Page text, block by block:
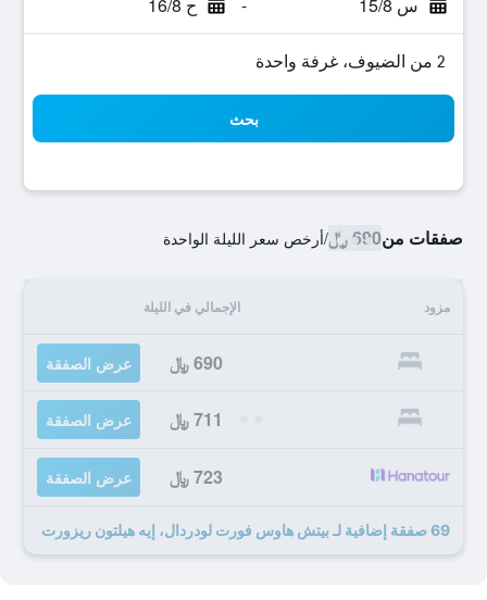
2 من الضيوف، غرفة واحدة
بحث
صفقات من690 ﷼ /أرخص سعر الليلة الواحدة
مزود الإجمالي في الليلة
690 ﷼ عرض الصفقة
711 ﷼ عرض الصفقة
723 ﷼ عرض الصفقة
69 صفقة إضافية لـ بيتش هاوس فورت لودردال، إيه هيلتون ريزورت